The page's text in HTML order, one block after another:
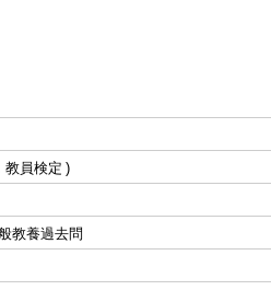
教員検定
教養過去問